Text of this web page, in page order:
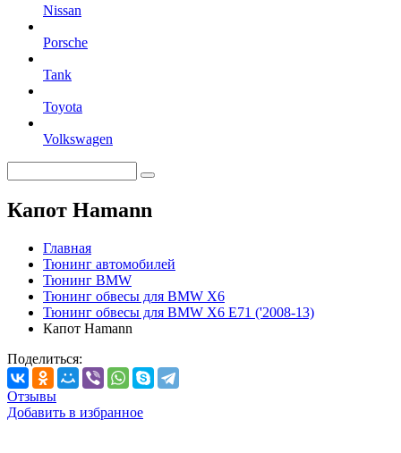
Nissan
Porsche
Tank
Toyota
Volkswagen
Капот Hamann
Главная
Тюнинг автомобилей
Тюнинг BMW
Тюнинг обвесы для BMW X6
Тюнинг обвесы для BMW X6 E71 ('2008-13)
Капот Hamann
Поделиться:
Отзывы
Добавить в избранное